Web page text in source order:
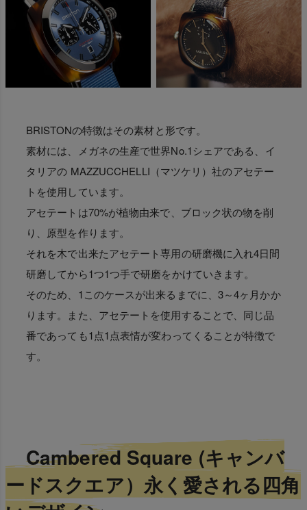
BRISTONの特徴はその素材と形です。
素材には、メガネの生産で世界No.1シェアである、イ
タリアの MAZZUCCHELLI（マツケリ）社のアセテー
トを使用しています。
アセテートは70%が植物由来で、ブロック状の物を削
り、原型を作ります。
それを木で出来たアセテート専用の研磨機に入れ4日間
研磨してから1つ1つ手で研磨をかけていきます。
そのため、1このケースが出来るまでに、3～4ヶ月かか
ります。また、アセテートを使用することで、同じ品
番であっても1点1点表情が変わってくることが特徴で
す。
Cambered Square (キャンバ
ードスクエア）永く愛される四角